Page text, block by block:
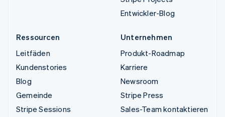
Entwickler-Blog
Ressourcen
Leitfäden
Kundenstories
Blog
Gemeinde
Stripe Sessions
Unternehmen
Produkt-Roadmap
Karriere
Newsroom
Stripe Press
Sales-Team kontaktieren